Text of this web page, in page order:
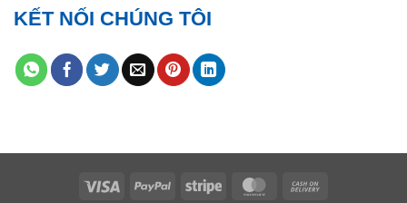
KẾT NỐI CHÚNG TÔI
Visa PayPal Stripe MasterCard